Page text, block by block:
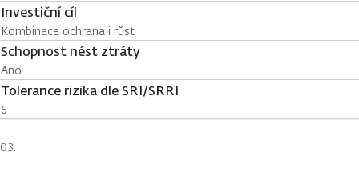
Investiční cíl
Kombinace ochrana i růst
Schopnost nést ztráty
Ano
Tolerance rizika dle SRI/SRRI
6